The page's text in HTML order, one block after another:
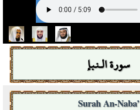
سورة الـنبإ
Surah An-Naba’